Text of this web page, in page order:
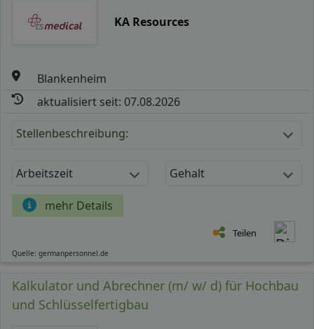
KA Resources
Blankenheim
aktualisiert seit: 07.08.2026
Stellenbeschreibung:
Arbeitszeit Gehalt
mehr Details
Teilen
Quelle: germanpersonnel.de
Kalkulator und Abrechner (m/ w/ d) für Hochbau
und Schlüsselfertigbau